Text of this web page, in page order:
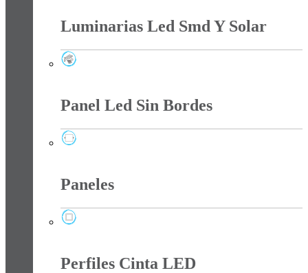
Luminarias Led Smd Y Solar
Panel Led Sin Bordes
Paneles
Perfiles Cinta LED